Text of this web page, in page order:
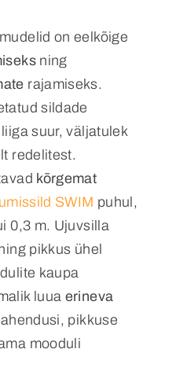
mudelid on eelkõige
ning
rajamiseks.
sildade
suur, väljatulek
redelitest.
kõrgemat
SWIM puhul,
0,3 m. Ujuvsilla
pikkus ühel
kaupa
luua erineva
pikkuse
mooduli